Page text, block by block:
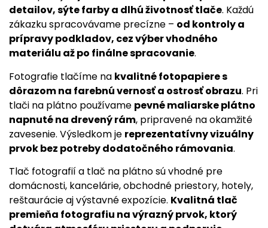
detailov, sýte farby a dlhú životnosť tlače. Každú
zákazku spracovávame precízne – od kontroly a
prípravy podkladov, cez výber vhodného
materiálu až po finálne spracovanie.
Fotografie tlačíme na kvalitné fotopapiere s
dôrazom na farebnú vernosť a ostrosť obrazu. Pri
tlači na plátno používame pevné maliarske plátno
napnuté na drevený rám, pripravené na okamžité
zavesenie. Výsledkom je reprezentatívny vizuálny
prvok bez potreby dodatočného rámovania.
Tlač fotografií a tlač na plátno sú vhodné pre
domácnosti, kancelárie, obchodné priestory, hotely,
reštaurácie aj výstavné expozície. Kvalitná tlač
premieňa fotografiu na výrazný prvok, ktorý